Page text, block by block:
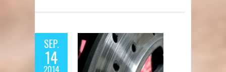
SEP.
14
2014